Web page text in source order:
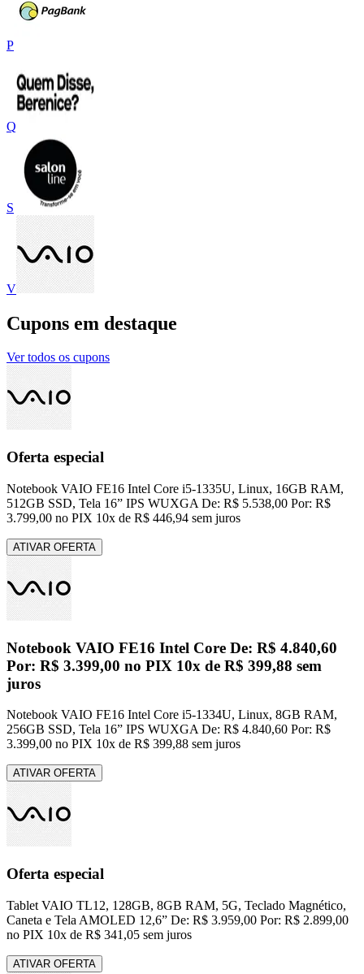
P
Q
S
V
Cupons em destaque
Ver todos os cupons
Oferta especial
Notebook VAIO FE16 Intel Core i5-1335U, Linux, 16GB RAM,
512GB SSD, Tela 16” IPS WUXGA De: R$ 5.538,00 Por: R$
3.799,00 no PIX 10x de R$ 446,94 sem juros
ATIVAR OFERTA
Notebook VAIO FE16 Intel Core De: R$ 4.840,60
Por: R$ 3.399,00 no PIX 10x de R$ 399,88 sem
juros
Notebook VAIO FE16 Intel Core i5-1334U, Linux, 8GB RAM,
256GB SSD, Tela 16” IPS WUXGA De: R$ 4.840,60 Por: R$
3.399,00 no PIX 10x de R$ 399,88 sem juros
ATIVAR OFERTA
Oferta especial
Tablet VAIO TL12, 128GB, 8GB RAM, 5G, Teclado Magnético,
Caneta e Tela AMOLED 12,6” De: R$ 3.959,00 Por: R$ 2.899,00
no PIX 10x de R$ 341,05 sem juros
ATIVAR OFERTA